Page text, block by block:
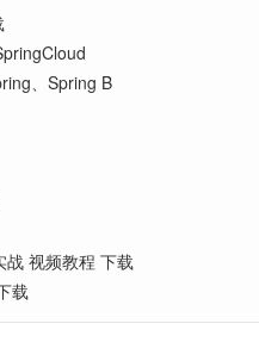
、Spring B
战 视频教程 下载
载